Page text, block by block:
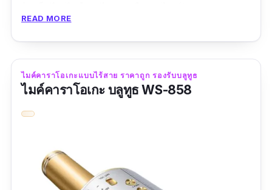
คาราโอเกะนี้ก็ยังมีที่พักโทรศัพท์มาให้ด้วย มีระบบ
ชาร์จในตัว ร้องได้ไกลมากถึง 10 เมตรตาม
มาตรฐานของการเชื่อมต่อ มีโหมดเพลงให้เลือก
ปรับเยอะเช่นกันไม่แพ้ไมค์คาราโอเกะตัวไหนเลย
พร้อมมียอดขายใน Shopee กว่าพันชิ้นเลย แต่ข้อ
เสียที่อาจจะทำให้สายร้องแอบหงุดหงิดอยู่ก็คือ
รีวิวจากผู้ซื้อ
READ MORE
ไมค์คาราโอเกะแบบไร้สาย ราคาถูก รองรับบลูทูธ
ไมค์คาราโอเกะ บลูทูธ WS-858